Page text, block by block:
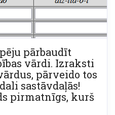
pārbaudīt
vārdi. Izraksti
pārveido tos
sastāvdaļās!
pirmatnīgs, kurš